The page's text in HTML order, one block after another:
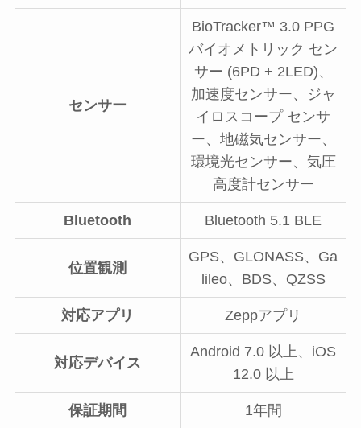
センサー
BioTracker™ 3.0 PPG
バイオメトリック セン
サー (6PD + 2LED)、
加速度センサー、ジャ
イロスコープ センサ
ー、地磁気センサー、
環境光センサー、気圧
高度計センサー
Bluetooth Bluetooth 5.1 BLE
位置観測
GPS、GLONASS、Ga
lileo、BDS、QZSS
対応アプリ Zeppアプリ
対応デバイス
Android 7.0 以上、iOS
12.0 以上
保証期間 1年間